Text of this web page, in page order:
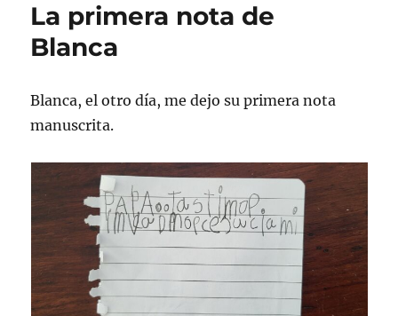
(o
La primera nota de
Blanca
Blanca, el otro día, me dejo su primera nota
manuscrita.